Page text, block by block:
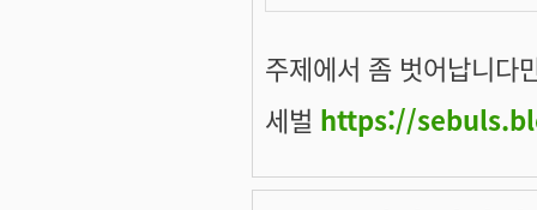
주제에서 좀 벗어납니다
세벌 https://